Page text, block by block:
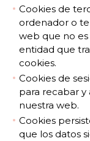
Cookies de
ordenador o
web que no
entidad que
cookies.
Cookies de
para recabar y
nuestra web.
Cookies
que los datos